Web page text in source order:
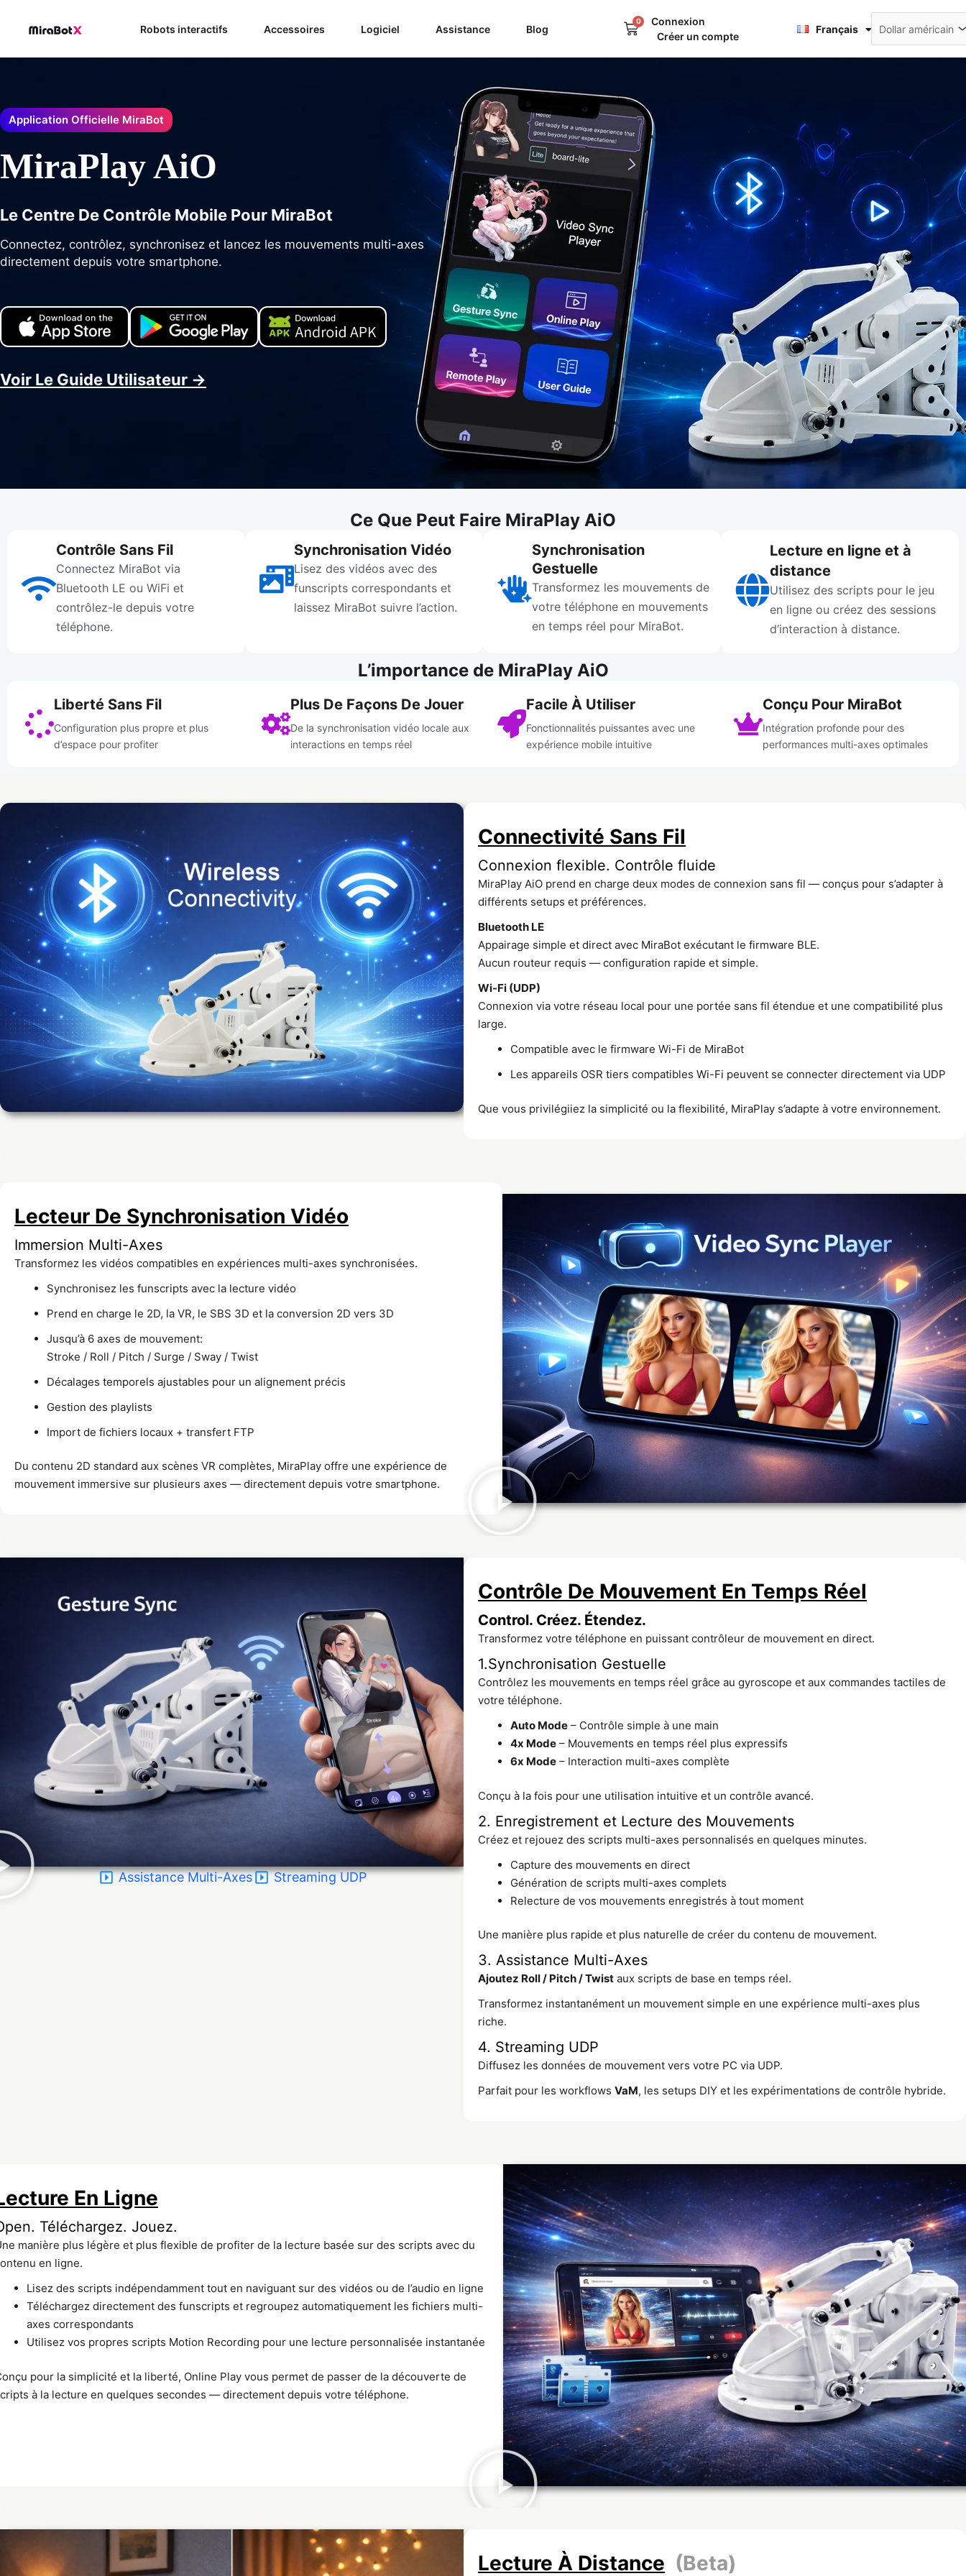
Robots interactifs Accessoires Logiciel Assistance Blog
0
PanierConnexion
Créer un compte
Français
日本語
Application Officielle MiraBot
MiraPlay AiO
Le Centre De Contrôle Mobile Pour MiraBot
Connectez, contrôlez, synchronisez et lancez les mouvements multi-axes
directement depuis votre smartphone.
Voir Le Guide Utilisateur →
Ce Que Peut Faire MiraPlay AiO
Contrôle Sans Fil
Connectez MiraBot via
Bluetooth LE ou WiFi et
contrôlez-le depuis votre
téléphone.
Synchronisation Vidéo
Lisez des vidéos avec des
funscripts correspondants et
laissez MiraBot suivre l’action.
Synchronisation
Gestuelle
Transformez les mouvements de
votre téléphone en mouvements
en temps réel pour MiraBot.
Lecture en ligne et à
distance
Utilisez des scripts pour le jeu
en ligne ou créez des sessions
d’interaction à distance.
L’importance de MiraPlay AiO
Liberté Sans Fil
Configuration plus propre et plus
d’espace pour profiter
Plus De Façons De Jouer
De la synchronisation vidéo locale aux
interactions en temps réel
Facile À Utiliser
Fonctionnalités puissantes avec une
expérience mobile intuitive
Conçu Pour MiraBot
Intégration profonde pour des
performances multi-axes optimales
Connectivité Sans Fil
Connexion flexible. Contrôle fluide
MiraPlay AiO prend en charge deux modes de connexion sans fil — conçus pour s’adapter à
différents setups et préférences.
Bluetooth LE
Appairage simple et direct avec MiraBot exécutant le firmware BLE.
Aucun routeur requis — configuration rapide et simple.
Wi-Fi (UDP)
Connexion via votre réseau local pour une portée sans fil étendue et une compatibilité plus
large.
Compatible avec le firmware Wi-Fi de MiraBot
Les appareils OSR tiers compatibles Wi-Fi peuvent se connecter directement via UDP
Que vous privilégiiez la simplicité ou la flexibilité, MiraPlay s’adapte à votre environnement.
Lecteur De Synchronisation Vidéo
Immersion Multi-Axes
Transformez les vidéos compatibles en expériences multi-axes synchronisées.
Synchronisez les funscripts avec la lecture vidéo
Prend en charge le 2D, la VR, le SBS 3D et la conversion 2D vers 3D
Jusqu’à 6 axes de mouvement:
Stroke / Roll / Pitch / Surge / Sway / Twist
Décalages temporels ajustables pour un alignement précis
Gestion des playlists
Import de fichiers locaux + transfert FTP
Du contenu 2D standard aux scènes VR complètes, MiraPlay offre une expérience de
mouvement immersive sur plusieurs axes — directement depuis votre smartphone.
Assistance Multi-Axes Streaming UDP
Contrôle De Mouvement En Temps Réel
Control. Créez. Étendez.
Transformez votre téléphone en puissant contrôleur de mouvement en direct.
1.Synchronisation Gestuelle
Contrôlez les mouvements en temps réel grâce au gyroscope et aux commandes tactiles de
votre téléphone.
Auto Mode – Contrôle simple à une main
4x Mode – Mouvements en temps réel plus expressifs
6x Mode – Interaction multi-axes complète
Conçu à la fois pour une utilisation intuitive et un contrôle avancé.
2. Enregistrement et Lecture des Mouvements
Créez et rejouez des scripts multi-axes personnalisés en quelques minutes.
Capture des mouvements en direct
Génération de scripts multi-axes complets
Relecture de vos mouvements enregistrés à tout moment
Une manière plus rapide et plus naturelle de créer du contenu de mouvement.
3. Assistance Multi-Axes
Ajoutez Roll / Pitch / Twist aux scripts de base en temps réel.
Transformez instantanément un mouvement simple en une expérience multi-axes plus
riche.
4. Streaming UDP
Diffusez les données de mouvement vers votre PC via UDP.
Parfait pour les workflowsVaM, les setups DIY et les expérimentations de contrôle hybride.
En Ligne
Téléchargez. Jouez.
manière plus légère et plus flexible de profiter de la lecture basée sur des scripts avec du
en ligne.
Lisez des scripts indépendamment tout en naviguant sur des vidéos ou de l’audio en ligne
Téléchargez directement des funscripts et regroupez automatiquement les fichiers multi-
axes correspondants
Utilisez vos propres scripts Motion Recording pour une lecture personnalisée instantanée
pour la simplicité et la liberté, Online Play vous permet de passer de la découverte de
à la lecture en quelques secondes — directement depuis votre téléphone.
Lecture À Distance (Beta)